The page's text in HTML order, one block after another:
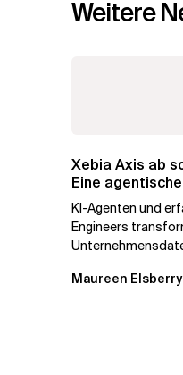
Weitere
Xebia Axis ab
Eine
die...
KI-Agenten und
Engineers
Maureen Elsberry